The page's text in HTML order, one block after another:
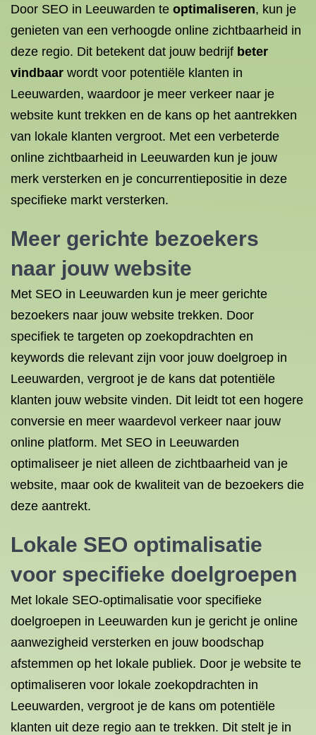
Door SEO in Leeuwarden te optimaliseren, kun je
genieten van een verhoogde online zichtbaarheid in
deze regio. Dit betekent dat jouw bedrijf beter
vindbaar wordt voor potentiële klanten in
Leeuwarden, waardoor je meer verkeer naar je
website kunt trekken en de kans op het aantrekken
van lokale klanten vergroot. Met een verbeterde
online zichtbaarheid in Leeuwarden kun je jouw
merk versterken en je concurrentiepositie in deze
specifieke markt versterken.
Meer gerichte bezoekers
naar jouw website
Met SEO in Leeuwarden kun je meer gerichte
bezoekers naar jouw website trekken. Door
specifiek te targeten op zoekopdrachten en
keywords die relevant zijn voor jouw doelgroep in
Leeuwarden, vergroot je de kans dat potentiële
klanten jouw website vinden. Dit leidt tot een hogere
conversie en meer waardevol verkeer naar jouw
online platform. Met SEO in Leeuwarden
optimaliseer je niet alleen de zichtbaarheid van je
website, maar ook de kwaliteit van de bezoekers die
deze aantrekt.
Lokale SEO optimalisatie
voor specifieke doelgroepen
Met lokale SEO-optimalisatie voor specifieke
doelgroepen in Leeuwarden kun je gericht je online
aanwezigheid versterken en jouw boodschap
afstemmen op het lokale publiek. Door je website te
optimaliseren voor lokale zoekopdrachten in
Leeuwarden, vergroot je de kans om potentiële
klanten uit deze regio aan te trekken. Dit stelt je in